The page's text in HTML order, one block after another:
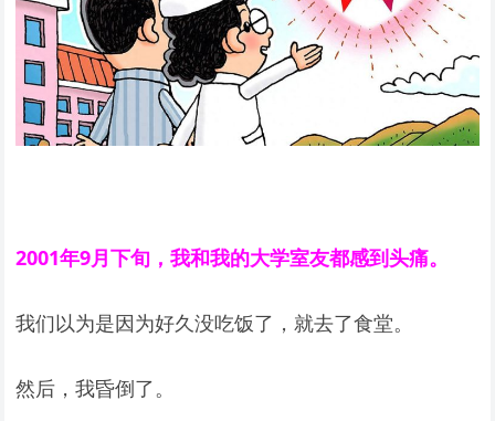
2001年9月下旬，我和我的大学室友都感到头痛。
我们以为是因为好久没吃饭了，就去了食堂。
然后，我昏倒了。